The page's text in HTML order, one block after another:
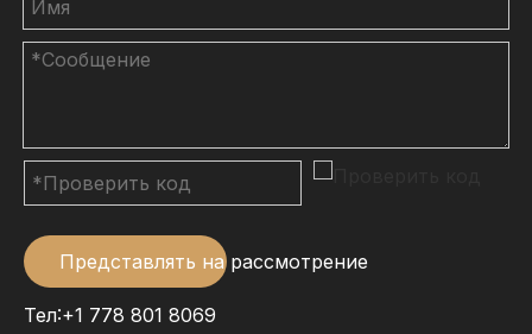
Представлять на рассмотрение
Тел:+1 778 801 8069